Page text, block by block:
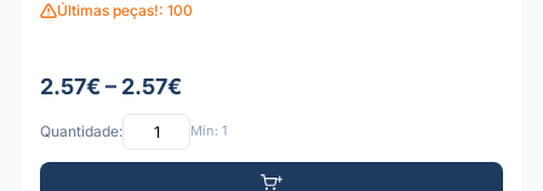
Últimas peças!: 100
2.57€ – 2.57€
Quantidade: Mín: 1